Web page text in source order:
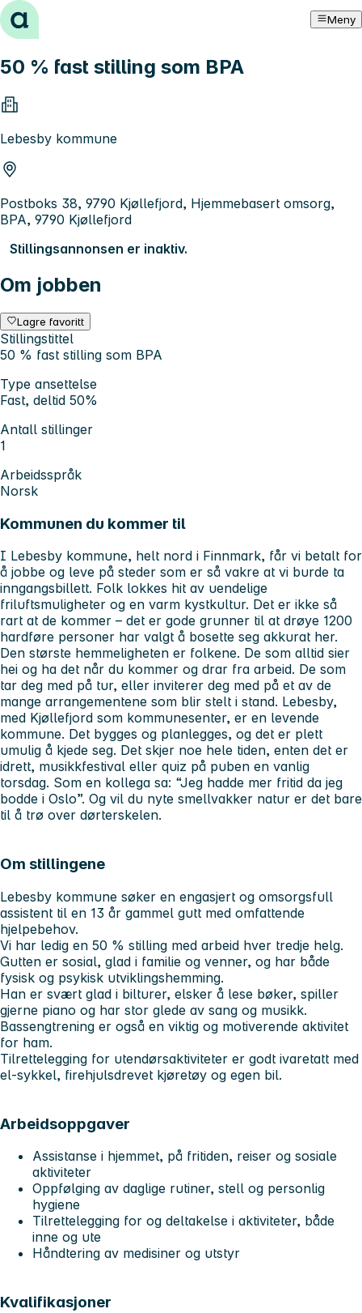
Hopp til innhold Meny
50 % fast stilling som BPA
Lebesby kommune
Postboks 38, 9790 Kjøllefjord, Hjemmebasert omsorg,
BPA, 9790 Kjøllefjord
Stillingsannonsen er inaktiv.
Om jobben
Lagre favoritt
Stillingstittel
50 % fast stilling som BPA
Type ansettelse
Fast, deltid 50%
Antall stillinger
1
Arbeidsspråk
Norsk
Kommunen du kommer til
I Lebesby kommune, helt nord i Finnmark, får vi betalt for
å jobbe og leve på steder som er så vakre at vi burde ta
inngangsbillett. Folk lokkes hit av uendelige
friluftsmuligheter og en varm kystkultur. Det er ikke så
rart at de kommer – det er gode grunner til at drøye 1200
hardføre personer har valgt å bosette seg akkurat her.
Den største hemmeligheten er folkene. De som alltid sier
hei og ha det når du kommer og drar fra arbeid. De som
tar deg med på tur, eller inviterer deg med på et av de
mange arrangementene som blir stelt i stand. Lebesby,
med Kjøllefjord som kommunesenter, er en levende
kommune. Det bygges og planlegges, og det er plett
umulig å kjede seg. Det skjer noe hele tiden, enten det er
idrett, musikkfestival eller quiz på puben en vanlig
torsdag. Som en kollega sa: “Jeg hadde mer fritid da jeg
bodde i Oslo”. Og vil du nyte smellvakker natur er det bare
til å trø over dørterskelen.
Om stillingene
Lebesby kommune søker en engasjert og omsorgsfull
assistent til en 13 år gammel gutt med omfattende
hjelpebehov.
Vi har ledig en 50 % stilling med arbeid hver tredje helg.
Gutten er sosial, glad i familie og venner, og har både
fysisk og psykisk utviklingshemming.
Han er svært glad i bilturer, elsker å lese bøker, spiller
gjerne piano og har stor glede av sang og musikk.
Bassengtrening er også en viktig og motiverende aktivitet
for ham.
Tilrettelegging for utendørsaktiviteter er godt ivaretatt med
el-sykkel, firehjulsdrevet kjøretøy og egen bil.
Arbeidsoppgaver
Assistanse i hjemmet, på fritiden, reiser og sosiale
aktiviteter
Oppfølging av daglige rutiner, stell og personlig
hygiene
Tilrettelegging for og deltakelse i aktiviteter, både
inne og ute
Håndtering av medisiner og utstyr
Kvalifikasjoner